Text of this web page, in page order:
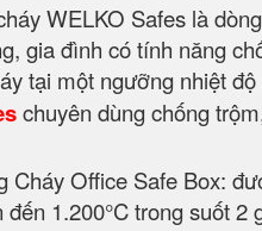
WELKO Safes là
gia đình có tính năng
tại một ngưỡng nhiệt
chuyên dùng chống
Cháy Office Safe Box:
1.200°C trong suốt 2